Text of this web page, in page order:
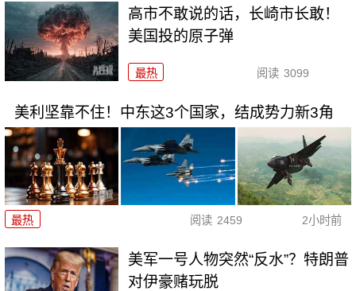
高市不敢说的话，长崎市长敢！
美国投的原子弹
最热 阅读 3099
美利坚靠不住！中东这3个国家，结成势力新3角
最热 阅读 2459 2小时前
美军一号人物突然“反水”？特朗普
对伊豪赌玩脱